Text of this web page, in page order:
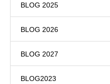
BLOG 2025
BLOG 2026
BLOG 2027
BLOG2023